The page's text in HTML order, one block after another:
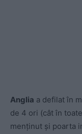
Anglia a defilat în
de 4 ori (cât în
menținut și poarta